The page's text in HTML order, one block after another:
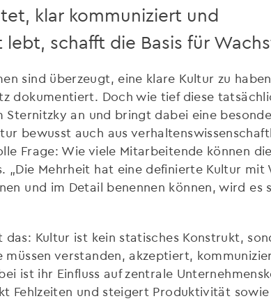
klar kommuniziert und
lebt, schafft die Basis für
sind überzeugt, eine klare Kultur zu
dokumentiert. Doch wie tief diese
Sternitzky an und bringt dabei eine
bewusst auch aus
Frage: Wie viele Mitarbeitende können
„Die Mehrheit hat eine definierte Kultur
und im Detail benennen können, wird es
das: Kultur ist kein statisches Konstrukt,
müssen verstanden, akzeptiert,
ist ihr Einfluss auf zentrale
Fehlzeiten und steigert Produktivität